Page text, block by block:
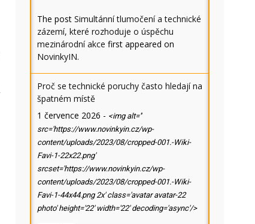
The post Simultánní tlumočení a technické
zázemí, které rozhoduje o úspěchu
mezinárodní akce first appeared on
NovinkyIN.
Proč se technické poruchy často hledají na
špatném místě
1 července 2026 - <img alt=''
src='https://www.novinkyin.cz/wp-
content/uploads/2023/08/cropped-001.-Wiki-
Favi-1-22x22.png'
srcset='https://www.novinkyin.cz/wp-
content/uploads/2023/08/cropped-001.-Wiki-
Favi-1-44x44.png 2x' class='avatar avatar-22
photo' height='22' width='22' decoding='async'/>